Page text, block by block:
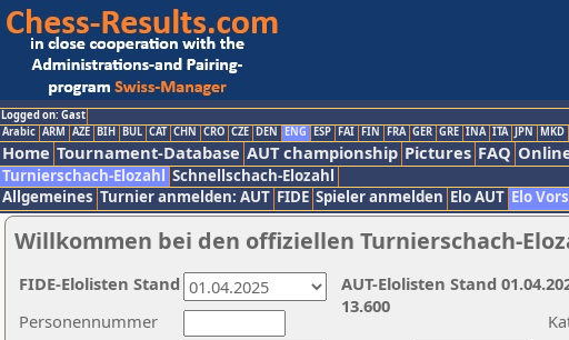
Logged on: Gast
Arabic ARM AZE BIH BUL CAT CHN CRO CZE DEN ENG ESP FAI FIN FRA GER GRE INA ITA JPN MKD
Home Tournament-Database AUT championship Pictures FAQ
Turnierschach-Elozahl Schnellschach-Elozahl
Allgemeines Turnier anmelden: AUT FIDE Spieler anmelden Elo AUT Elo
Willkommen bei den offiziellen Turnierschach-
Personennummer
AUT-Elolisten Stand
13.600
FIDE-Elolisten Stand